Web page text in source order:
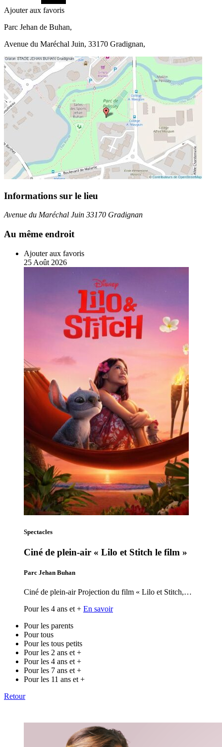
Ajouter aux favoris
Parc Jehan de Buhan,
Avenue du Maréchal Juin, 33170 Gradignan,
Informations sur le lieu
Avenue du Maréchal Juin 33170 Gradignan
Au même endroit
Ajouter aux favoris
25 Août 2026
Spectacles
Ciné de plein-air « Lilo et Stitch le film »
Parc Jehan Buhan
Ciné de plein-air Projection du film « Lilo et Stitch,…
Pour les 4 ans et + En savoir
Pour les parents
Pour tous
Pour les tous petits
Pour les 2 ans et +
Pour les 4 ans et +
Pour les 7 ans et +
Pour les 11 ans et +
Retour